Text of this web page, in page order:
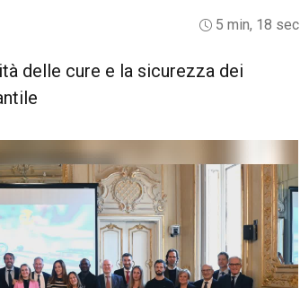
5 min, 18 sec
delle cure e la sicurezza dei